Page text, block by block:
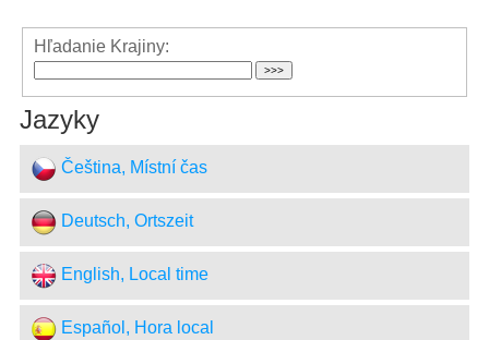
Hľadanie Krajiny:
Jazyky
Čeština, Místní čas
Deutsch, Ortszeit
English, Local time
Español, Hora local